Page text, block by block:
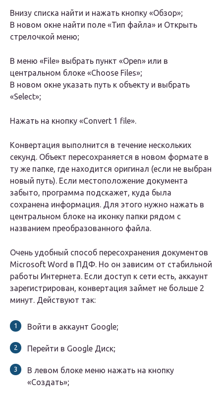
Внизу списка найти и нажать кнопку «Обзор»;
В новом окне найти поле «Тип файла» и Открыть
стрелочкой меню;
В меню «File» выбрать пункт «Open» или в
центральном блоке «Choose Files»;
В новом окне указать путь к объекту и выбрать
«Select»;
Нажать на кнопку «Convert 1 file».
Конвертация выполнится в течение нескольких
секунд. Объект пересохраняется в новом формате в
ту же папке, где находится оригинал (если не выбран
новый путь). Если местоположение документа
забыто, программа подскажет, куда была
сохранена информация. Для этого нужно нажать в
центральном блоке на иконку папки рядом с
названием преобразованного файла.
Очень удобный способ пересохранения документов
Microsoft Word в ПДФ. Но он зависим от стабильной
работы Интернета. Если доступ к сети есть, аккаунт
зарегистрирован, конвертация займет не больше 2
минут. Действуют так:
Войти в аккаунт Google;
Перейти в Google Диск;
В левом блоке меню нажать на кнопку
«Создать»;